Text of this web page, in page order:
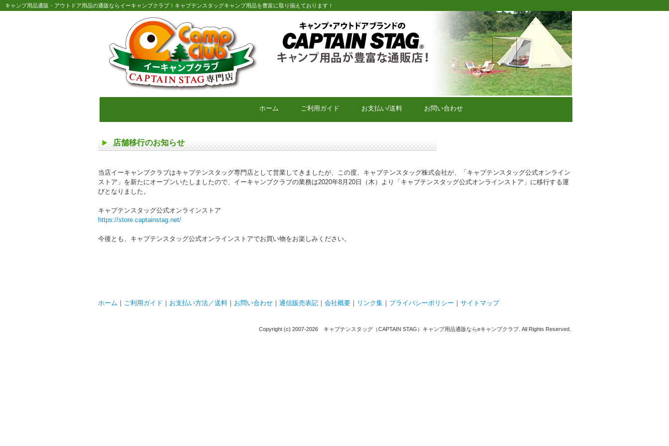
キャンプ用品通販・アウトドア用品の通販ならイーキャンプクラブ！キャプテンスタッグキャンプ用品を豊富に取り揃えております！
キャプテンスタッグキャンプ用品通販店【eキャンプクラブ】
ホーム ご利用ガイド お支払い/送料 お問い合わせ
店舗移行のお知らせ
当店イーキャンプクラブはキャプテンスタッグ専門店として営業してきましたが、この度、キャプテンスタッグ株式会社が、「キャプテンスタッグ公式オンライン
ストア」を新たにオープンいたしましたので、イーキャンプクラブの業務は2020年8月20日（木）より「キャプテンスタッグ公式オンラインストア」に移行する運
びとなりました。
キャプテンスタッグ公式オンラインストア
https://store.captainstag.net/
今後とも、キャプテンスタッグ公式オンラインストアでお買い物をお楽しみください。
ホーム ｜ ご利用ガイド ｜ お支払い方法／送料 ｜ お問い合わせ ｜ 通信販売表記 ｜ 会社概要 ｜ リンク集 ｜ プライバシーポリシー ｜ サイトマップ
Copyright (c) 2007-2026 キャプテンスタッグ（CAPTAIN STAG）キャンプ用品通販ならeキャンプクラブ. All Rights Reserved.